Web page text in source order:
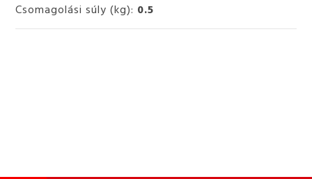
Csomagolási súly (kg): 0.5